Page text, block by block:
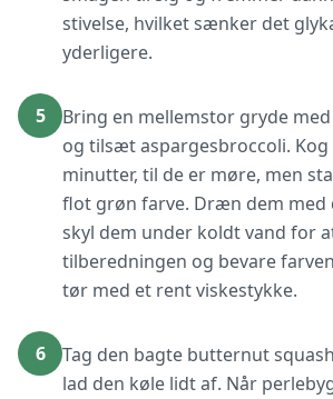
stivelse, hvilket sænker det
yderligere.
5
Bring en mellemstor gryde
og tilsæt aspargesbroccoli. Kog
minutter, til de er møre, men
flot grøn farve. Dræn dem med
skyl dem under koldt vand for
tilberedningen og bevare
tør med et rent viskestykke.
6
Tag den bagte butternut
lad den køle lidt af. Når